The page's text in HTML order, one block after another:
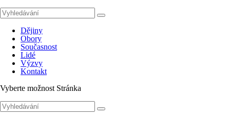
Dějiny
Obory
Současnost
Lidé
Výzvy
Kontakt
Vyberte možnost Stránka